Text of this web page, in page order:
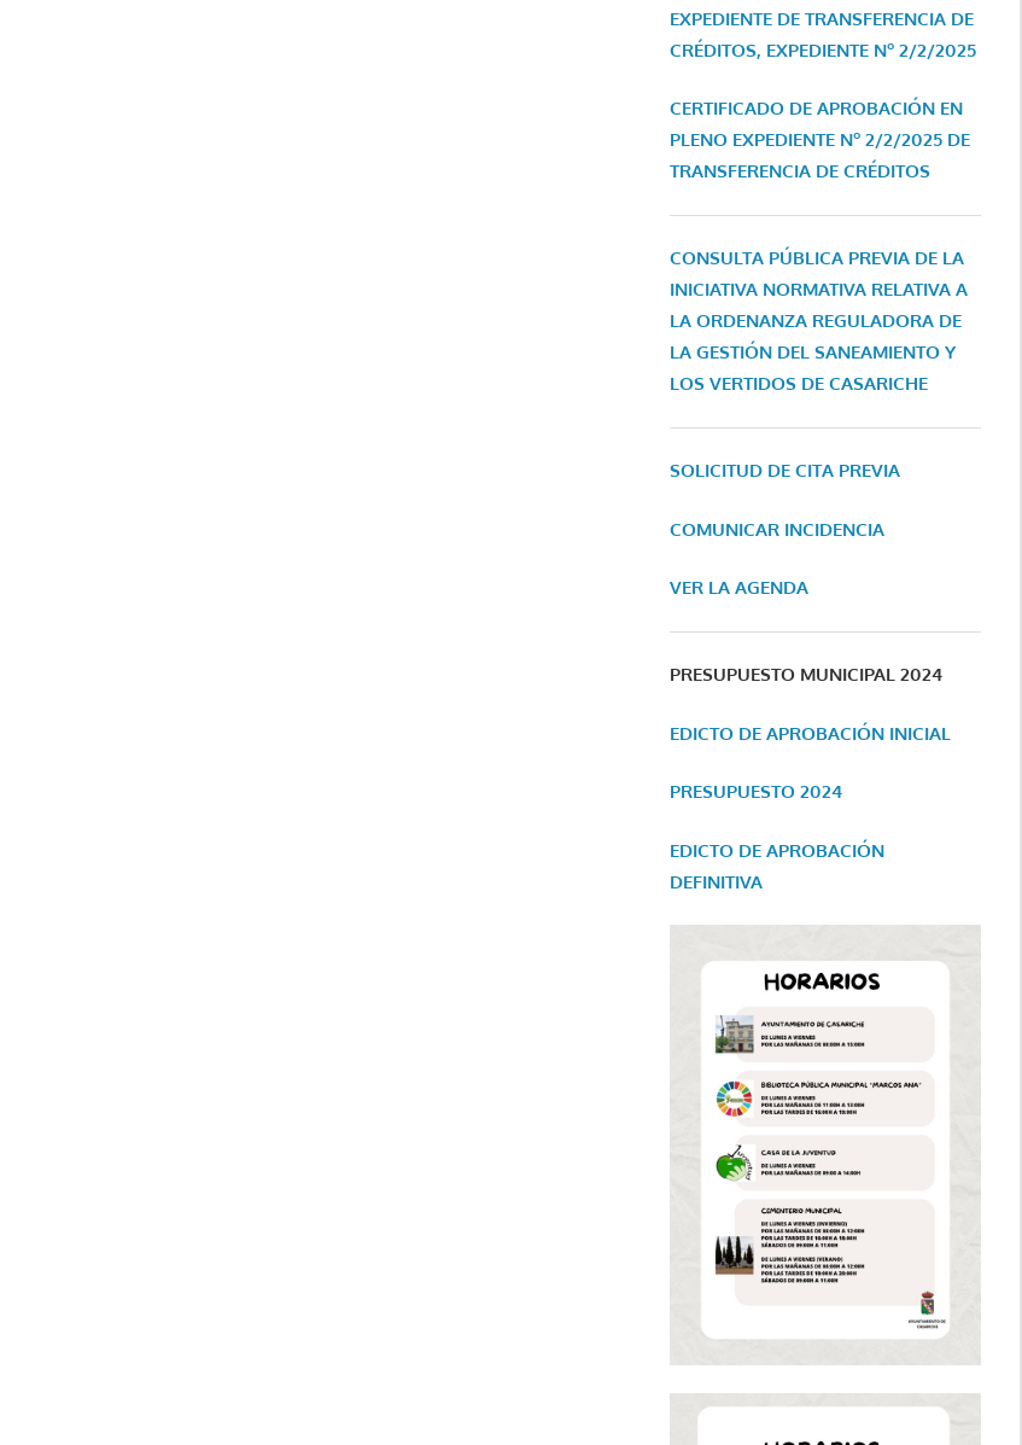
EXPEDIENTE DE TRANSFERENCIA DE
CRÉDITOS, EXPEDIENTE Nº 2/2/2025
CERTIFICADO DE APROBACIÓN EN
PLENO EXPEDIENTE Nº 2/2/2025 DE
TRANSFERENCIA DE CRÉDITOS
CONSULTA PÚBLICA PREVIA DE LA
INICIATIVA NORMATIVA RELATIVA A
LA ORDENANZA REGULADORA DE
LA GESTIÓN DEL SANEAMIENTO Y
LOS VERTIDOS DE CASARICHE
SOLICITUD DE CITA PREVIA
COMUNICAR INCIDENCIA
VER LA AGENDA
PRESUPUESTO MUNICIPAL 2024
EDICTO DE APROBACIÓN INICIAL
PRESUPUESTO 2024
EDICTO DE APROBACIÓN
DEFINITIVA